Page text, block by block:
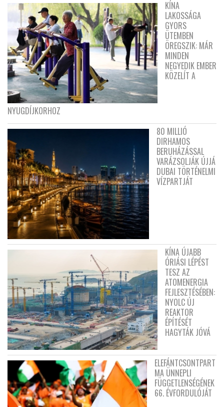
KÍNA
LAKOSSÁGA
GYORS
ÜTEMBEN
ÖREGSZIK: MÁR
MINDEN
NEGYEDIK EMBER
KÖZELÍT A
NYUGDÍJKORHOZ
80 MILLIÓ
DIRHAMOS
BERUHÁZÁSSAL
VARÁZSOLJÁK ÚJJÁ
DUBAI TÖRTÉNELMI
VÍZPARTJÁT
KÍNA ÚJABB
ÓRIÁSI LÉPÉST
TESZ AZ
ATOMENERGIA
FEJLESZTÉSÉBEN:
NYOLC ÚJ
REAKTOR
ÉPÍTÉSÉT
HAGYTÁK JÓVÁ
ELEFÁNTCSONTPART
MA ÜNNEPLI
FÜGGETLENSÉGÉNEK
66. ÉVFORDULÓJÁT